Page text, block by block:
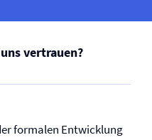
vertrauen?
formalen Entwicklung